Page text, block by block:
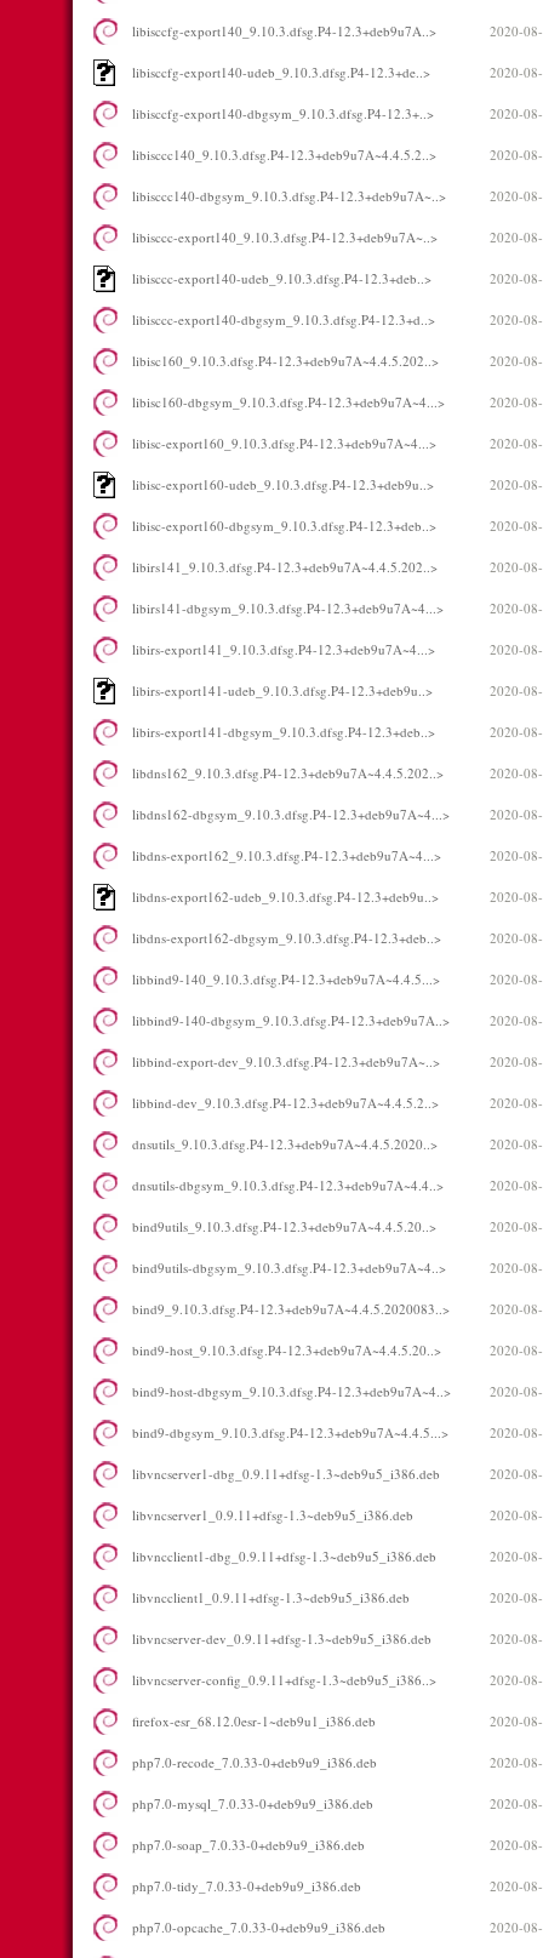
libisccfg-export140_9.10.3.dfsg.P4-12.3+deb9u7A..> 2020-
libisccfg-export140-udeb_9.10.3.dfsg.P4-12.3+de..> 2020-
libisccfg-export140-dbgsym_9.10.3.dfsg.P4-12.3+..> 2020-
libisccc140_9.10.3.dfsg.P4-12.3+deb9u7A~4.4.5.2..> 2020-
libisccc140-dbgsym_9.10.3.dfsg.P4-12.3+deb9u7A~..> 2020-
libisccc-export140_9.10.3.dfsg.P4-12.3+deb9u7A~..> 2020-
libisccc-export140-udeb_9.10.3.dfsg.P4-12.3+deb..> 2020-
libisccc-export140-dbgsym_9.10.3.dfsg.P4-12.3+d..> 2020-
libisc160_9.10.3.dfsg.P4-12.3+deb9u7A~4.4.5.202..> 2020-
libisc160-dbgsym_9.10.3.dfsg.P4-12.3+deb9u7A~4...> 2020-
libisc-export160_9.10.3.dfsg.P4-12.3+deb9u7A~4...> 2020-
libisc-export160-udeb_9.10.3.dfsg.P4-12.3+deb9u..> 2020-
libisc-export160-dbgsym_9.10.3.dfsg.P4-12.3+deb..> 2020-
libirs141_9.10.3.dfsg.P4-12.3+deb9u7A~4.4.5.202..> 2020-
libirs141-dbgsym_9.10.3.dfsg.P4-12.3+deb9u7A~4...> 2020-
libirs-export141_9.10.3.dfsg.P4-12.3+deb9u7A~4...> 2020-
libirs-export141-udeb_9.10.3.dfsg.P4-12.3+deb9u..> 2020-
libirs-export141-dbgsym_9.10.3.dfsg.P4-12.3+deb..> 2020-
libdns162_9.10.3.dfsg.P4-12.3+deb9u7A~4.4.5.202..> 2020-
libdns162-dbgsym_9.10.3.dfsg.P4-12.3+deb9u7A~4...> 2020-
libdns-export162_9.10.3.dfsg.P4-12.3+deb9u7A~4...> 2020-
libdns-export162-udeb_9.10.3.dfsg.P4-12.3+deb9u..> 2020-
libdns-export162-dbgsym_9.10.3.dfsg.P4-12.3+deb..> 2020-
libbind9-140_9.10.3.dfsg.P4-12.3+deb9u7A~4.4.5...> 2020-
libbind9-140-dbgsym_9.10.3.dfsg.P4-12.3+deb9u7A..> 2020-
libbind-export-dev_9.10.3.dfsg.P4-12.3+deb9u7A~..> 2020-
libbind-dev_9.10.3.dfsg.P4-12.3+deb9u7A~4.4.5.2..> 2020-
dnsutils_9.10.3.dfsg.P4-12.3+deb9u7A~4.4.5.2020..> 2020-
dnsutils-dbgsym_9.10.3.dfsg.P4-12.3+deb9u7A~4.4..> 2020-
bind9utils_9.10.3.dfsg.P4-12.3+deb9u7A~4.4.5.20..> 2020-
bind9utils-dbgsym_9.10.3.dfsg.P4-12.3+deb9u7A~4..> 2020-
bind9_9.10.3.dfsg.P4-12.3+deb9u7A~4.4.5.2020083..> 2020-
bind9-host_9.10.3.dfsg.P4-12.3+deb9u7A~4.4.5.20..> 2020-
bind9-host-dbgsym_9.10.3.dfsg.P4-12.3+deb9u7A~4..> 2020-
bind9-dbgsym_9.10.3.dfsg.P4-12.3+deb9u7A~4.4.5...> 2020-
libvncserver1-dbg_0.9.11+dfsg-1.3~deb9u5_i386.deb 2020-
libvncserver1_0.9.11+dfsg-1.3~deb9u5_i386.deb 2020-
libvncclient1-dbg_0.9.11+dfsg-1.3~deb9u5_i386.deb 2020-
libvncclient1_0.9.11+dfsg-1.3~deb9u5_i386.deb 2020-
libvncserver-dev_0.9.11+dfsg-1.3~deb9u5_i386.deb 2020-
libvncserver-config_0.9.11+dfsg-1.3~deb9u5_i386..> 2020-
firefox-esr_68.12.0esr-1~deb9u1_i386.deb 2020-
php7.0-recode_7.0.33-0+deb9u9_i386.deb 2020-
php7.0-mysql_7.0.33-0+deb9u9_i386.deb 2020-
php7.0-soap_7.0.33-0+deb9u9_i386.deb 2020-
php7.0-tidy_7.0.33-0+deb9u9_i386.deb 2020-
php7.0-opcache_7.0.33-0+deb9u9_i386.deb 2020-